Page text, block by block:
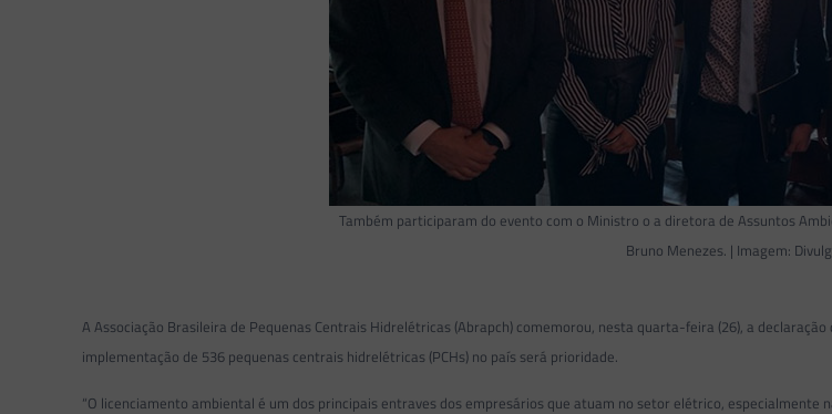
Também participaram do evento com o Ministro o a diretora de Assuntos
Bruno Menezes. | Imagem:
A Associação Brasileira de Pequenas Centrais Hidrelétricas (Abrapch) comemorou, nesta quarta-feira (26), a
implementação de 536 pequenas centrais hidrelétricas (PCHs) no país será prioridade.
“O licenciamento ambiental é um dos principais entraves dos empresários que atuam no setor elétrico, especialmente